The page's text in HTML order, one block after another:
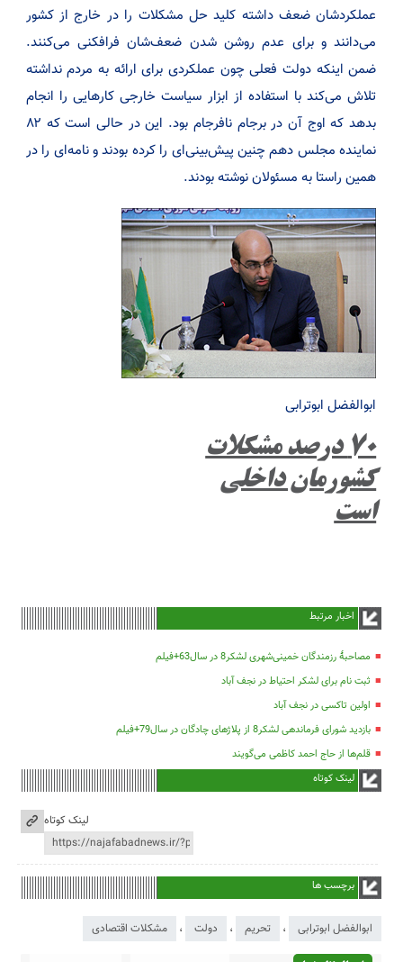
عملکردشان ضعف داشته کلید حل مشکلات را در خارج از کشور
می‌دانند و برای عدم روشن شدن ضعف‌شان فرافکنی می‌کنند.
ضمن اینکه دولت فعلی چون عملکردی برای ارائه به مردم نداشته
تلاش می‌کند با استفاده از ابزار سیاست خارجی کارهایی را انجام
بدهد که اوج آن در برجام نا‌فرجام بود. این در حالی است که ۸۲
نماینده مجلس دهم چنین پیش‌بینی‌ای را کرده بودند و نامه‌ای را در
همین راستا به مسئولان نوشته بودند.
ابوالفضل ابوترابی
۷۰ درصد مشکلات
کشورمان داخلی
است
اخبار مرتبط
مصاحبۀ رزمندگان خمینی‌شهری لشکر8 در سال63+فیلم
ثبت نام برای لشکر احتیاط در نجف آباد
اولین تاکسی در نجف آباد
بازدید شورای فرماندهی لشکر8 از پلاژهای چادگان در سال79+فیلم
قلم‌ها از حاج احمد کاظمی می‌گویند
لینک کوتاه
لینک کوتاه
برچسب ها
ابوالفضل ابوترابی ، تحریم ، دولت ، مشکلات اقتصادی